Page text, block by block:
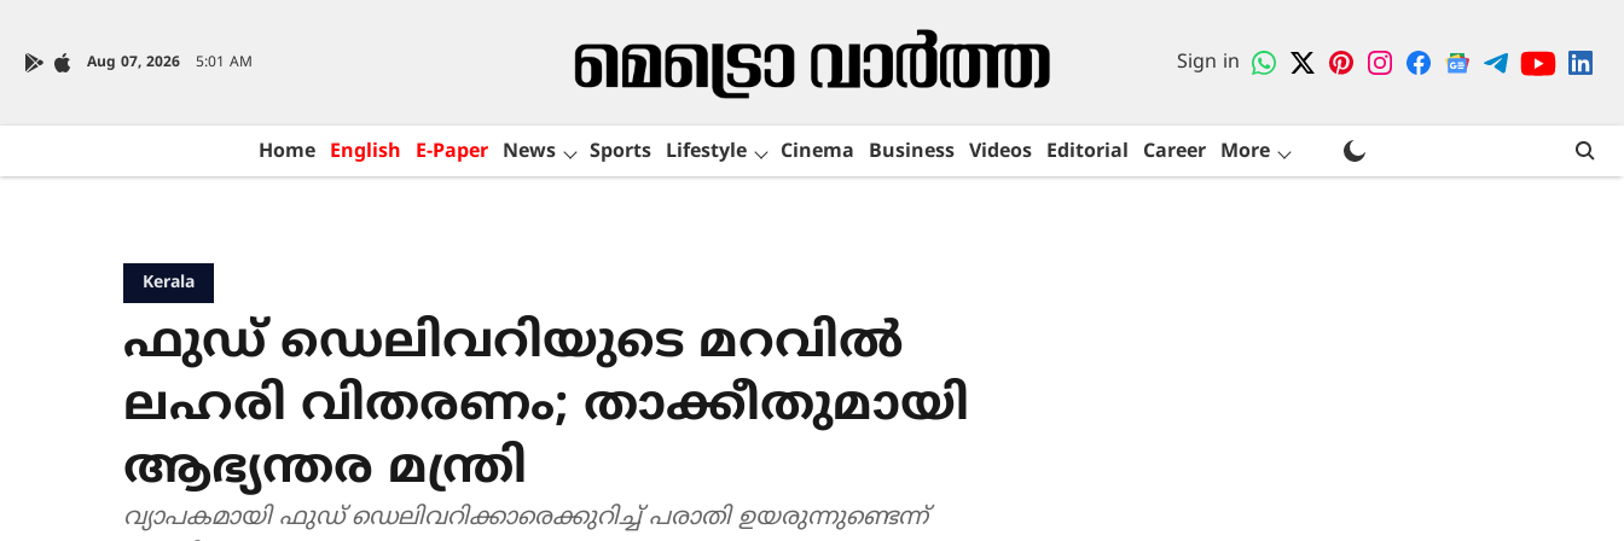
Aug 07, 2026 5:01 AM Sign in
Home English E-Paper News Sports Lifestyle Cinema Business Videos Editorial Career More
Kerala
ഫുഡ് ഡെലിവറിയുടെ മറവിൽ
ലഹരി വിതരണം; താക്കീതുമായി
ആഭ്യന്തര മന്ത്രി
വ്യാപകമായി ഫുഡ് ഡെലിവറിക്കാരെക്കുറിച്ച് പരാതി ഉയരുന്നുണ്ടെന്ന്